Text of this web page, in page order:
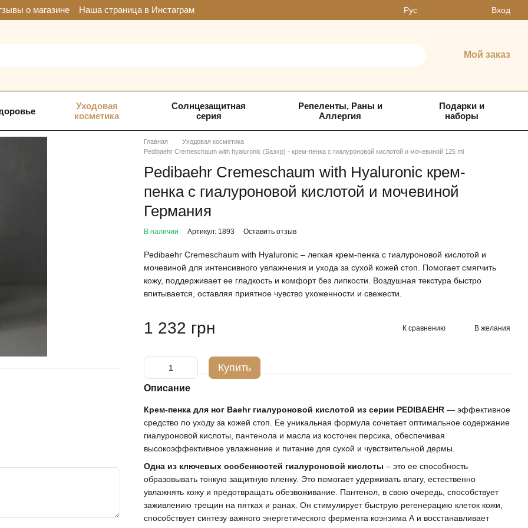
о магазине Наша страница в Инстаграм Рус Вход
Мой заказ
Уходовая
косметика
Солнцезащитная
серия
Репеленты, Раны и
Аллергия
Подарки и
наборы
Главная
Уходовая косметика
Pedibaehr Cremeschaum with hyaluronic (Баэхр) - крем-пенка с гиалуроновой кислотой и мочевиной 125 ml
Pedibaehr Cremeschaum with Hyaluronic крем-
пенка с гиалуроновой кислотой и мочевиной
Германия
В наличии Артикул: 1893 Оставить отзыв
Pedibaehr Cremeschaum with Hyaluronic – легкая крем-пенка с гиалуроновой кислотой и
мочевиной для интенсивного увлажнения и ухода за сухой кожей стоп. Помогает смягчить
кожу, поддерживает ее гладкость и комфорт без липкости. Воздушная текстура быстро
впитывается, оставляя приятное чувство ухоженности и свежести.
1 232 грн К сравнению В желания
Купить
Описание
Крем-пенка для ног Baehr гиалуроновой кислотой из серии PEDIBAEHR — эффективное
средство по уходу за кожей стоп. Ее уникальная формула сочетает оптимальное содержание
гиалуроновой кислоты, пантенола и масла из косточек персика, обеспечивая
высокоэффективное увлажнение и питание для сухой и чувствительной дермы.
Одна из ключевых особенностей гиалуроновой кислоты – это ее способность
образовывать тонкую защитную пленку. Это помогает удерживать влагу, естественно
увлажнять кожу и предотвращать обезвоживание. Пантенол, в свою очередь, способствует
заживлению трещин на пятках и ранах. Он стимулирует быструю регенерацию клеток кожи,
способствует синтезу важного энергетического фермента коэнзима А и восстанавливает